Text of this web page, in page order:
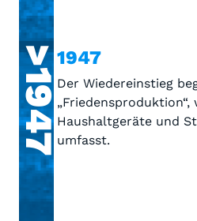
>19471947
Der Wiedereinstieg
„Friedensproduktion“,
Haushaltgeräte und
umfasst.